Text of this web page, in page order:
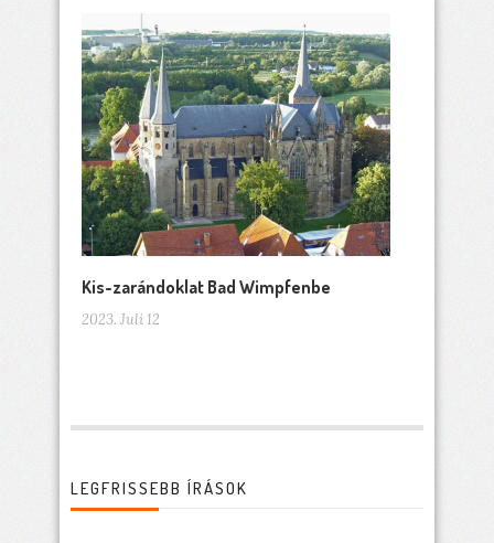
Kis-zarándoklat Bad Wimpfenbe
2023. Juli 12
LEGFRISSEBB ÍRÁSOK